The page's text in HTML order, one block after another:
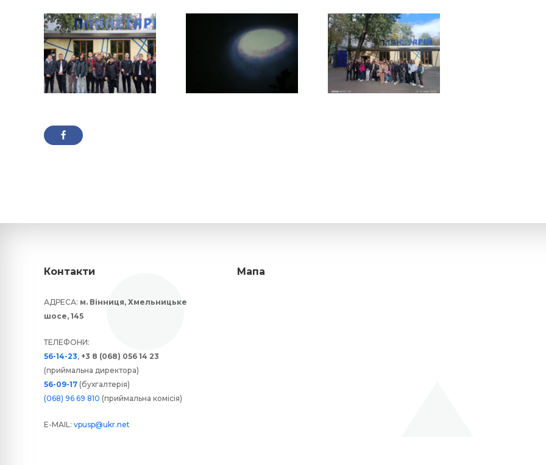
Контакти
АДРЕСА: м. Вінниця, Хмельницьке
шосе, 145
ТЕЛЕФОНИ:
56-14-23, +3 8 (068) 056 14 23
(приймальна директора)
56-09-17 (бухгалтерія)
(068) 96 69 810 (приймальна комісія)
E-MAIL: vpusp@ukr.net
Мапа